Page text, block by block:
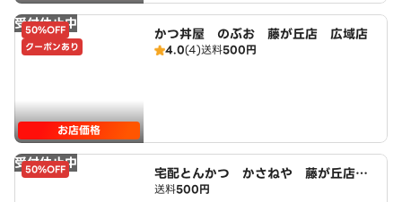
受付休止中
50%OFF
クーポンあり
お店価格
かつ丼屋 のぶお 藤が丘店 広域店
4.0(4)送料500円
受付休止中
50%OFF
宅配とんかつ かさねや 藤が丘店
広域店
送料500円